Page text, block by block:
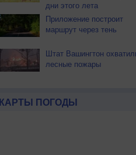
дни этого лета
Приложение построит
маршрут через тень
Штат Вашингтон
лесные пожары
КАРТЫ ПОГОДЫ